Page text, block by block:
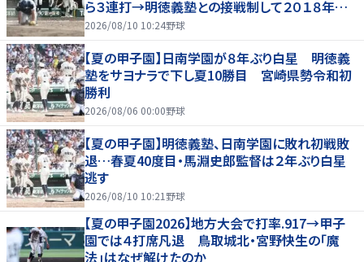
ら３連打→明徳義塾との接戦制して２０１８年以
来の勝利
2026/08/10 10:24野球
【夏の甲子園】日南学園が８年ぶり白星 明徳義
塾をサヨナラで下し夏10勝目 宮崎県勢令和初
勝利
2026/08/06 00:00野球
【夏の甲子園】明徳義塾、日南学園に敗れ初戦敗
退…春夏40度目・馬淵史郎監督は２年ぶり白星
逃す
2026/08/10 10:21 野球
【夏の甲子園2026】地方大会で打率.917→甲子
園では４打席凡退 鳥取城北・宮野快生の「魔
法」はなぜ解けたのか